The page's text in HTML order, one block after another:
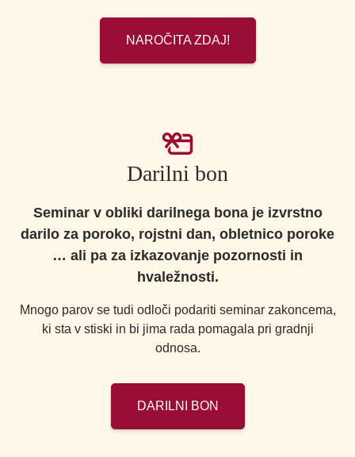
NAROČITA ZDAJ!
Darilni bon
Seminar v obliki darilnega bona je izvrstno
darilo za poroko, rojstni dan, obletnico poroke
… ali pa za izkazovanje pozornosti in
hvaležnosti.
Mnogo parov se tudi odloči podariti seminar zakoncema,
ki sta v stiski in bi jima rada pomagala pri gradnji
odnosa.
DARILNI BON